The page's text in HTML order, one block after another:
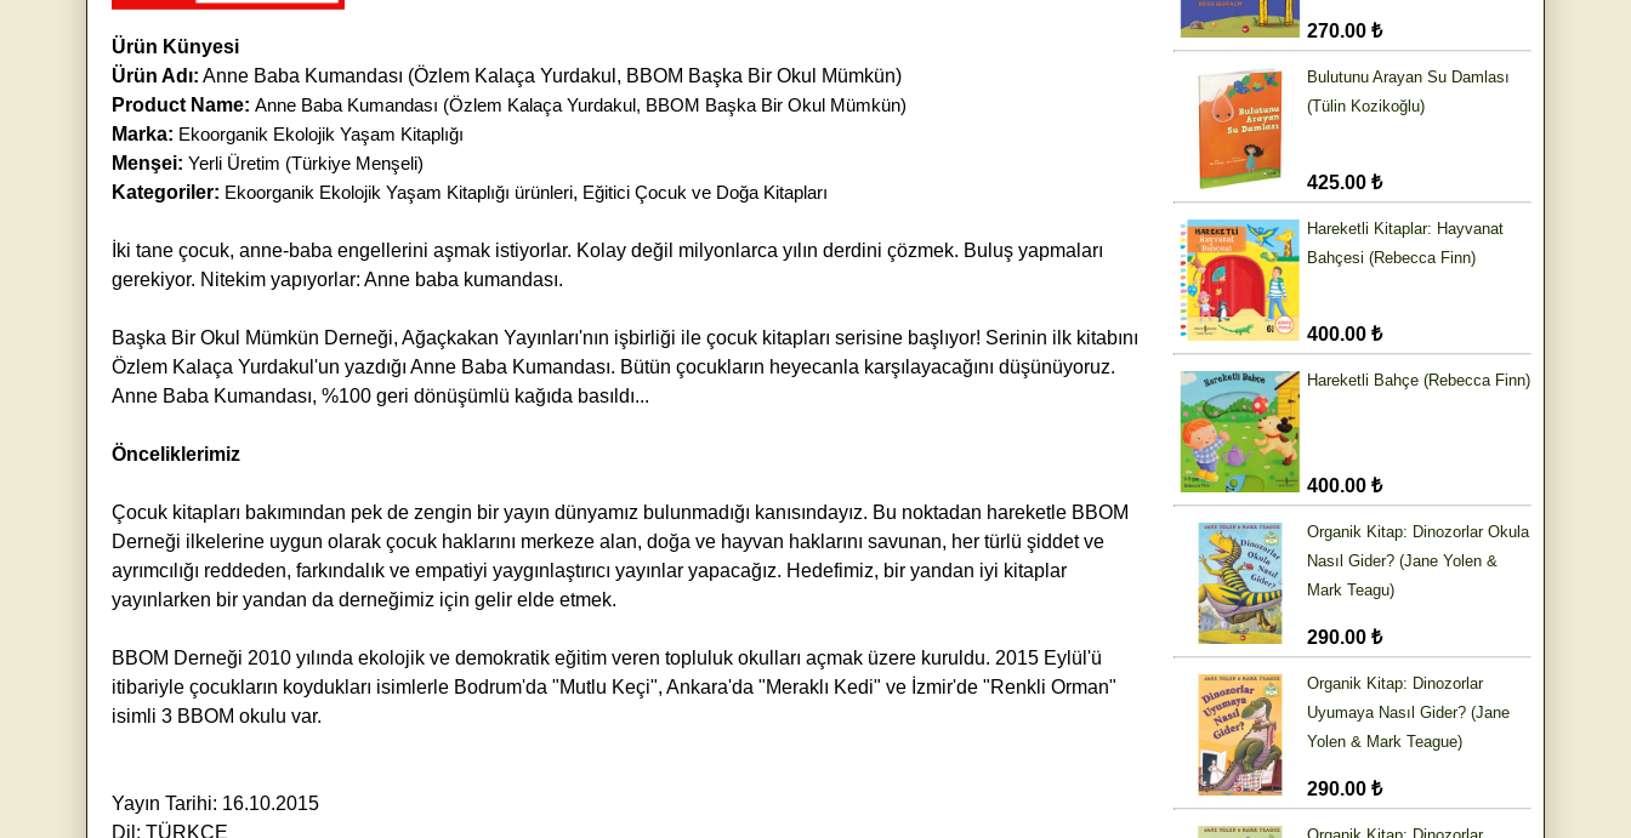
Ürün Künyesi
Ürün Adı: Anne Baba Kumandası (Özlem Kalaça Yurdakul, BBOM Başka Bir Okul Mümkün)
Product Name: Anne Baba Kumandası (Özlem Kalaça Yurdakul, BBOM Başka Bir Okul Mümkün)
Marka: Ekoorganik Ekolojik Yaşam Kitaplığı
Menşei: Yerli Üretim (Türkiye Menşeli)
Kategoriler: Ekoorganik Ekolojik Yaşam Kitaplığı ürünleri, Eğitici Çocuk ve Doğa Kitapları
İki tane çocuk, anne-baba engellerini aşmak istiyorlar. Kolay değil milyonlarca yılın derdini çözmek. Buluş yapmaları
gerekiyor. Nitekim yapıyorlar: Anne baba kumandası.
Başka Bir Okul Mümkün Derneği, Ağaçkakan Yayınları'nın işbirliği ile çocuk kitapları serisine başlıyor! Serinin ilk kitabını
Özlem Kalaça Yurdakul'un yazdığı Anne Baba Kumandası. Bütün çocukların heyecanla karşılayacağını düşünüyoruz.
Anne Baba Kumandası, %100 geri dönüşümlü kağıda basıldı...
Önceliklerimiz
Çocuk kitapları bakımından pek de zengin bir yayın dünyamız bulunmadığı kanısındayız. Bu noktadan hareketle BBOM
Derneği ilkelerine uygun olarak çocuk haklarını merkeze alan, doğa ve hayvan haklarını savunan, her türlü şiddet ve
ayrımcılığı reddeden, farkındalık ve empatiyi yaygınlaştırıcı yayınlar yapacağız. Hedefimiz, bir yandan iyi kitaplar
yayınlarken bir yandan da derneğimiz için gelir elde etmek.
BBOM Derneği 2010 yılında ekolojik ve demokratik eğitim veren topluluk okulları açmak üzere kuruldu. 2015 Eylül'ü
itibariyle çocukların koydukları isimlerle Bodrum'da "Mutlu Keçi", Ankara'da "Meraklı Kedi" ve İzmir'de "Renkli Orman"
isimli 3 BBOM okulu var.
Yayın Tarihi: 16.10.2015
Dil: TÜRKÇE
270.00 ₺
Bulutunu Arayan Su Damlası
(Tülin Kozikoğlu)
425.00 ₺
Hareketli Kitaplar: Hayvanat
Bahçesi (Rebecca Finn)
400.00 ₺
Hareketli Bahçe (Rebecca Finn)
400.00 ₺
Organik Kitap: Dinozorlar Okula
Nasıl Gider? (Jane Yolen &
Mark Teagu)
290.00 ₺
Organik Kitap: Dinozorlar
Uyumaya Nasıl Gider? (Jane
Yolen & Mark Teague)
290.00 ₺